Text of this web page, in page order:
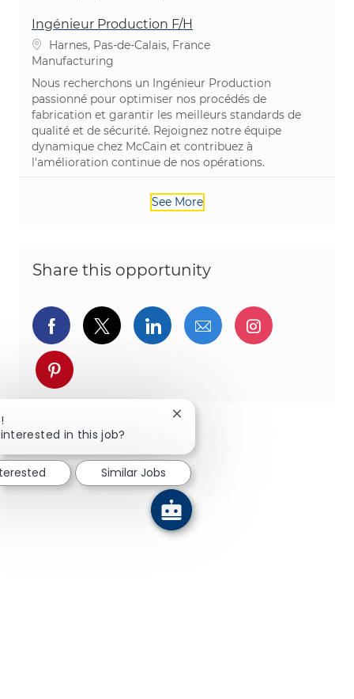
Ingénieur Production F/H
Location
Harnes, Pas-de-Calais, France
Category
Manufacturing
Nous recherchons un Ingénieur Production
passionné pour optimiser nos procédés de
fabrication et garantir les meilleurs standards de
qualité et de sécurité. Rejoignez notre équipe
dynamique chez McCain et contribuez à
l'amélioration continue de nos opérations.
See More
Share this opportunity
Share via Facebook
Share via twitter
Share via LinkedIn
Share via email
Share via
Share via pinterest
in this job?
Close chatbot notification
Similar Jobs